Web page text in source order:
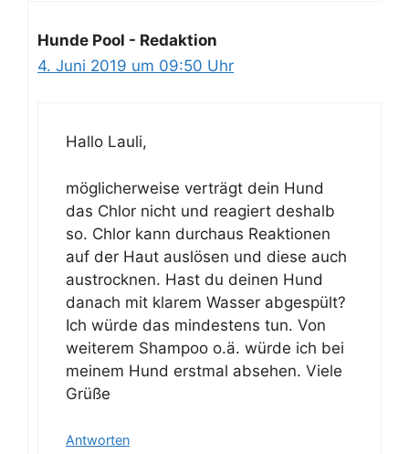
Hunde Pool - Redaktion
4. Juni 2019 um 09:50 Uhr
Hallo Lauli,
möglicherweise verträgt dein Hund
das Chlor nicht und reagiert deshalb
so. Chlor kann durchaus Reaktionen
auf der Haut auslösen und diese auch
austrocknen. Hast du deinen Hund
danach mit klarem Wasser abgespült?
Ich würde das mindestens tun. Von
weiterem Shampoo o.ä. würde ich bei
meinem Hund erstmal absehen. Viele
Grüße
Antworten